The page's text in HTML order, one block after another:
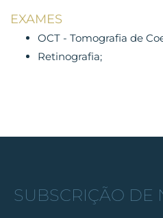
EXAMES
OCT - Tomografia de
Retinografia;
SUBSCRIÇÃO DE